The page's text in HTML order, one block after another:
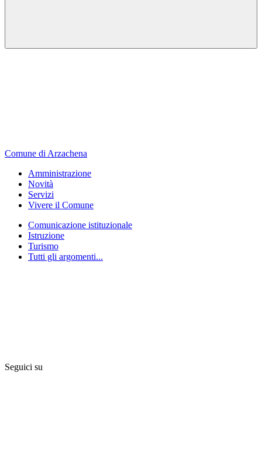
Comune di Arzachena
Amministrazione
Novità
Servizi
Vivere il Comune
Comunicazione istituzionale
Istruzione
Turismo
Tutti gli argomenti...
Seguici su